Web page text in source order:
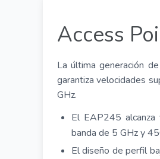
Access
La última generación de
garantiza velocidades
GHz.
El EAP245
banda de 5 GHz y
El diseño de perfil